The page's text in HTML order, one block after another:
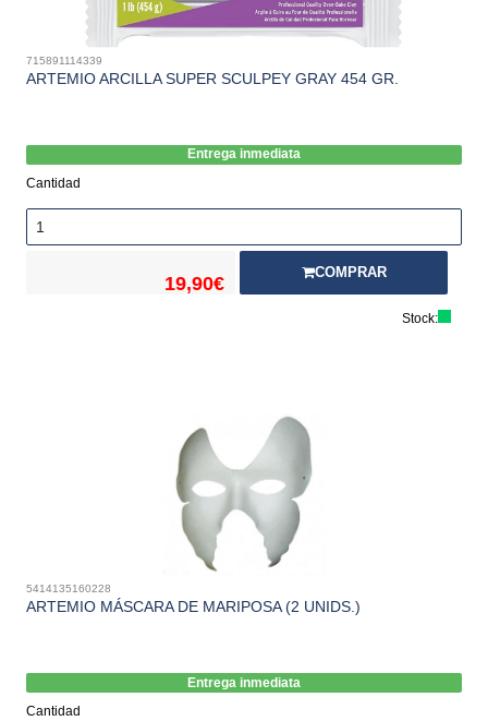
715891114339
ARTEMIO ARCILLA SUPER SCULPEY GRAY 454 GR.
Entrega inmediata
Cantidad
19,90€
COMPRAR
Stock:
5414135160228
ARTEMIO MÁSCARA DE MARIPOSA (2 UNIDS.)
Entrega inmediata
Cantidad